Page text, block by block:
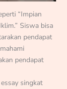
“Impian
Siswa bisa
pendapat
pendapat
singkat